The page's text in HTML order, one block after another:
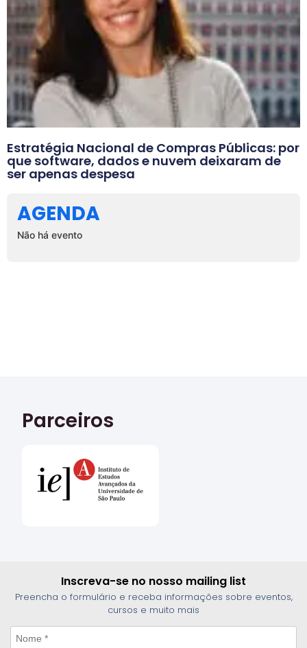
Estratégia Nacional de Compras Públicas: por
que software, dados e nuvem deixaram de
ser apenas despesa
AGENDA
Não há evento
Parceiros
Inscreva-se no nosso mailing list
Preencha o formulário e receba informações sobre eventos,
cursos e muito mais